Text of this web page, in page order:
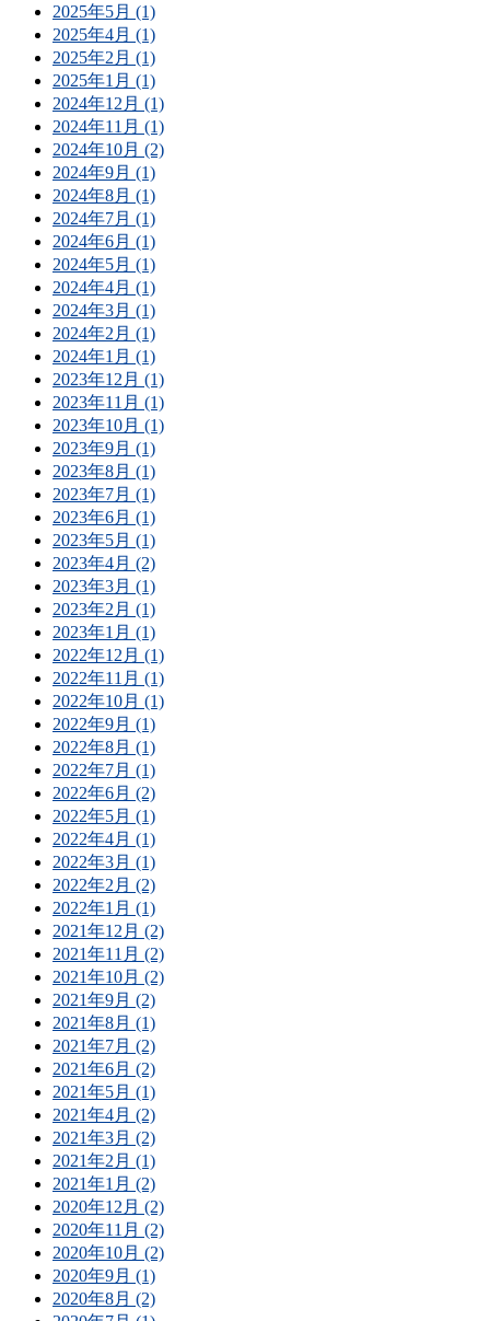
2025年5月 (1)
2025年4月 (1)
2025年2月 (1)
2025年1月 (1)
2024年12月 (1)
2024年11月 (1)
2024年10月 (2)
2024年9月 (1)
2024年8月 (1)
2024年7月 (1)
2024年6月 (1)
2024年5月 (1)
2024年4月 (1)
2024年3月 (1)
2024年2月 (1)
2024年1月 (1)
2023年12月 (1)
2023年11月 (1)
2023年10月 (1)
2023年9月 (1)
2023年8月 (1)
2023年7月 (1)
2023年6月 (1)
2023年5月 (1)
2023年4月 (2)
2023年3月 (1)
2023年2月 (1)
2023年1月 (1)
2022年12月 (1)
2022年11月 (1)
2022年10月 (1)
2022年9月 (1)
2022年8月 (1)
2022年7月 (1)
2022年6月 (2)
2022年5月 (1)
2022年4月 (1)
2022年3月 (1)
2022年2月 (2)
2022年1月 (1)
2021年12月 (2)
2021年11月 (2)
2021年10月 (2)
2021年9月 (2)
2021年8月 (1)
2021年7月 (2)
2021年6月 (2)
2021年5月 (1)
2021年4月 (2)
2021年3月 (2)
2021年2月 (1)
2021年1月 (2)
2020年12月 (2)
2020年11月 (2)
2020年10月 (2)
2020年9月 (1)
2020年8月 (2)